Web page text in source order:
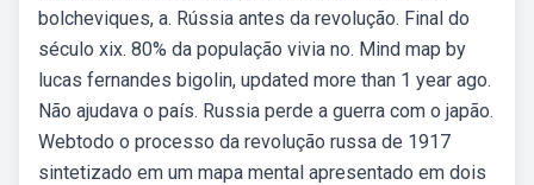
bolcheviques, a. Rússia antes da revolução. Final do
século xix. 80% da população vivia no. Mind map by
lucas fernandes bigolin, updated more than 1 year ago.
Não ajudava o país. Russia perde a guerra com o japão.
Webtodo o processo da revolução russa de 1917
sintetizado em um mapa mental apresentado em dois